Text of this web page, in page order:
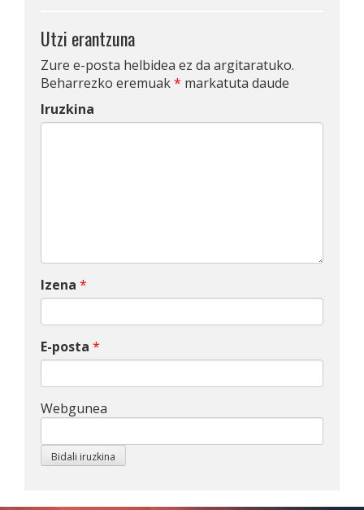
Utzi erantzuna
Zure e-posta helbidea ez da argitaratuko.
Beharrezko eremuak* markatuta daude
Iruzkina
Izena *
E-posta *
Webgunea